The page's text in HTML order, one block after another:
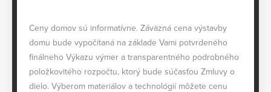
Ceny domov sú informatívne. Záväzná cena výstavby
domu bude vypočítaná na základe Vami potvrdeného
finálneho Výkazu výmer a transparentného podrobného
položkovitého rozpočtu, ktorý bude súčasťou Zmluvy o
dielo. Výberom materiálov a technológií môžete cenu